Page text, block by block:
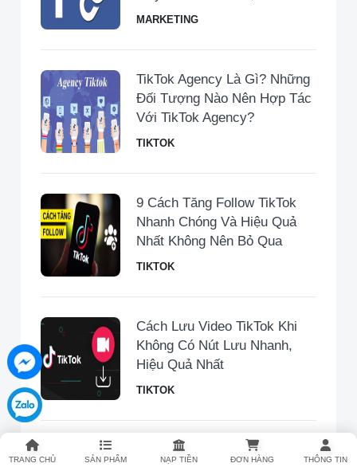
TRANG CHỦ SẢN PHẨM NẠP TIỀN ĐƠN HÀNG THÔNG TIN
MARKETING
TikTok Agency Là Gì? Những
Đối Tượng Nào Nên Hợp Tác
Với TikTok Agency?
TIKTOK
9 Cách Tăng Follow TikTok
Nhanh Chóng Và Hiệu Quả
Nhất Không Nên Bỏ Qua
TIKTOK
Cách Lưu Video TikTok Khi
Không Có Nút Lưu Nhanh,
Hiệu Quả Nhất
TIKTOK
Cách Đăng Nhập TikTok